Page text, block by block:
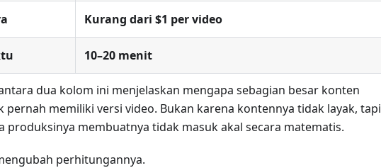
Kurang dari $1 per video
10–20 menit
dua kolom ini menjelaskan mengapa sebagian besar konten
pernah memiliki versi video. Bukan karena kontennya tidak layak, tapi
produksinya membuatnya tidak masuk akal secara matematis.
perhitungannya.